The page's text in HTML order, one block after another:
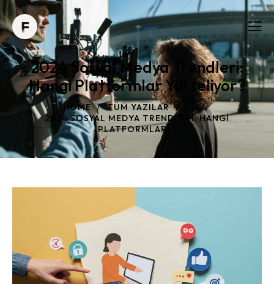
2024 Sosyal Medya Trendleri:
Hangi Platformlar Yükseliyor?
HOME TÜM YAZILAR
2024 SOSYAL MEDYA TRENDLERI: HANGI
PLATFORMLAR...